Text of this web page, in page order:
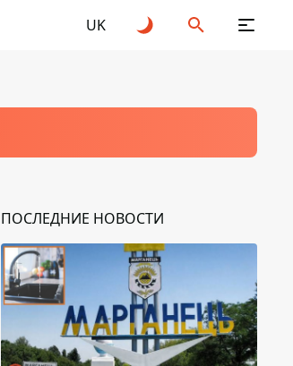
UK
ПОСЛЕДНИЕ НОВОСТИ